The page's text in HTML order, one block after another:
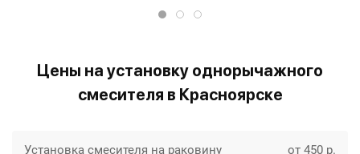
Цены на установку однорычажного
смесителя в Красноярске
Установка смесителя на раковину от 450 р.